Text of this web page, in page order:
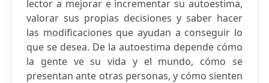
lector a mejorar e incrementar su autoestima,
valorar sus propias decisiones y saber hacer
las modificaciones que ayudan a conseguir lo
que se desea. De la autoestima depende cómo
la gente ve su vida y el mundo, cómo se
presentan ante otras personas, y cómo sienten